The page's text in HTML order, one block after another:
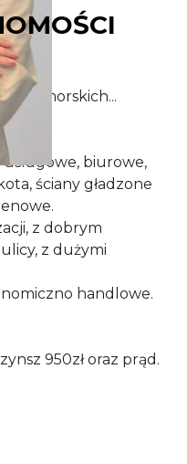
Pomorskich...
biurowe,
ściany gładzone
z dobrym
z dużymi
handlowe.
950zł oraz prąd.